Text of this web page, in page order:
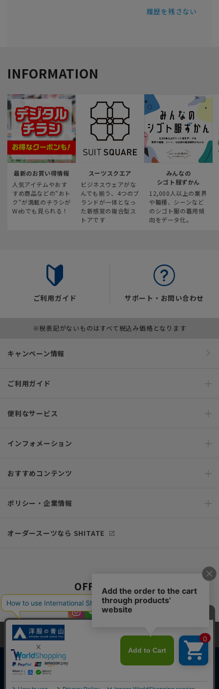
履歴を残さない
INFORMATION
最新のお買い得情報
人気アイテムやおす
すめ商品などの“おト
ク“が満載のチラシが
Webでも見られる！
スーツスクエア
ビジネスウェアがな
んでも揃う、4つのブ
ランドが一体となっ
た新感覚の複合型ス
トアです
みんなの
シゴト服ずかん
12,000人以上の業界
や職種、シーンなど
のシゴト服の着用傾
向をデータ化。
ご利用ガイド サポート・お問い合わせ
※税表記がないものはすべて税込み価格となります
キャンペーン情報
ご利用ガイド
便利なサービス
インフォメーション
おすすめコンテンツ
ポリシー・企業情報
オーダースーツなら SHITATE
OFFICIAL SNS
当サイトでは、快適な閲覧体験とコンテンツ改善のためにCookieを使用
しています。閲覧を続けることで、Cookieの使用に同意したものとみな
します。詳細については